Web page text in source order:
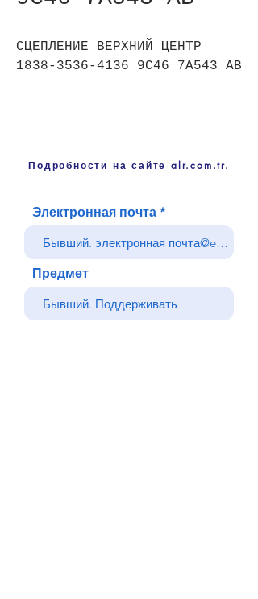
СЦЕПЛЕНИЕ ВЕРХНИЙ ЦЕНТР
1838-3536-4136 9C46 7A543 AB
Подробности на сайте alr.com.tr.
Электронная почта
Предмет